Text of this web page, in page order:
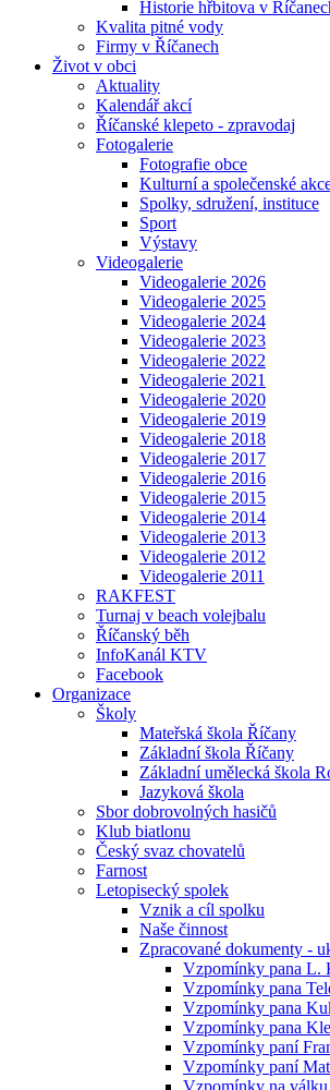
Historie hřbitova v
Kvalita pitné vody
Firmy v Říčanech
Život v obci
Aktuality
Kalendář akcí
Říčanské klepeto - zpravodaj
Fotogalerie
Fotografie obce
Kulturní a společenské
Spolky, sdružení, instituce
Sport
Výstavy
Videogalerie
Videogalerie 2026
Videogalerie 2025
Videogalerie 2024
Videogalerie 2023
Videogalerie 2022
Videogalerie 2021
Videogalerie 2020
Videogalerie 2019
Videogalerie 2018
Videogalerie 2017
Videogalerie 2016
Videogalerie 2015
Videogalerie 2014
Videogalerie 2013
Videogalerie 2012
Videogalerie 2011
RAKFEST
Turnaj v beach volejbalu
Říčanský běh
InfoKanál KTV
Facebook
Organizace
Školy
Mateřská škola Říčany
Základní škola Říčany
Základní umělecká škola
Jazyková škola
Sbor dobrovolných hasičů
Klub biatlonu
Český svaz chovatelů
Farnost
Letopisecký spolek
Vznik a cíl spolku
Naše činnost
Zpracované dokumenty -
Vzpomínky pana L.
Vzpomínky pana
Vzpomínky pana
Vzpomínky pana
Vzpomínky paní
Vzpomínky paní
Vzpomínky na